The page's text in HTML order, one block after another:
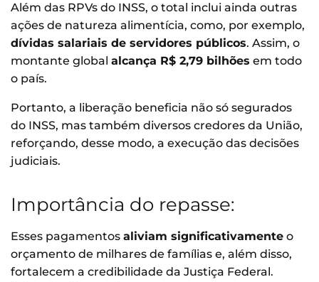
Além das RPVs do INSS, o total inclui ainda outras
ações de natureza alimentícia, como, por exemplo,
dívidas salariais de servidores públicos. Assim, o
montante global alcança R$ 2,79 bilhões em todo
o país.
Portanto, a liberação beneficia não só segurados
do INSS, mas também diversos credores da União,
reforçando, desse modo, a execução das decisões
judiciais.
Importância do repasse:
Esses pagamentos aliviam significativamente o
orçamento de milhares de famílias e, além disso,
fortalecem a credibilidade da Justiça Federal.